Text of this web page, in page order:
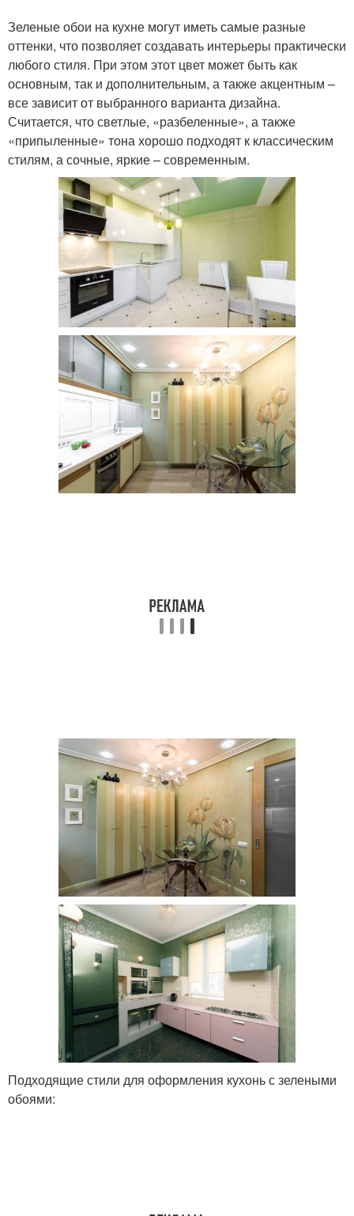
Зеленые обои на кухне могут иметь самые разные
оттенки, что позволяет создавать интерьеры практически
любого стиля. При этом этот цвет может быть как
основным, так и дополнительным, а также акцентным –
все зависит от выбранного варианта дизайна.
Считается, что светлые, «разбеленные», а также
«припыленные» тона хорошо подходят к классическим
стилям, а сочные, яркие – современным.
Подходящие стили для оформления кухонь с зелеными
обоями: